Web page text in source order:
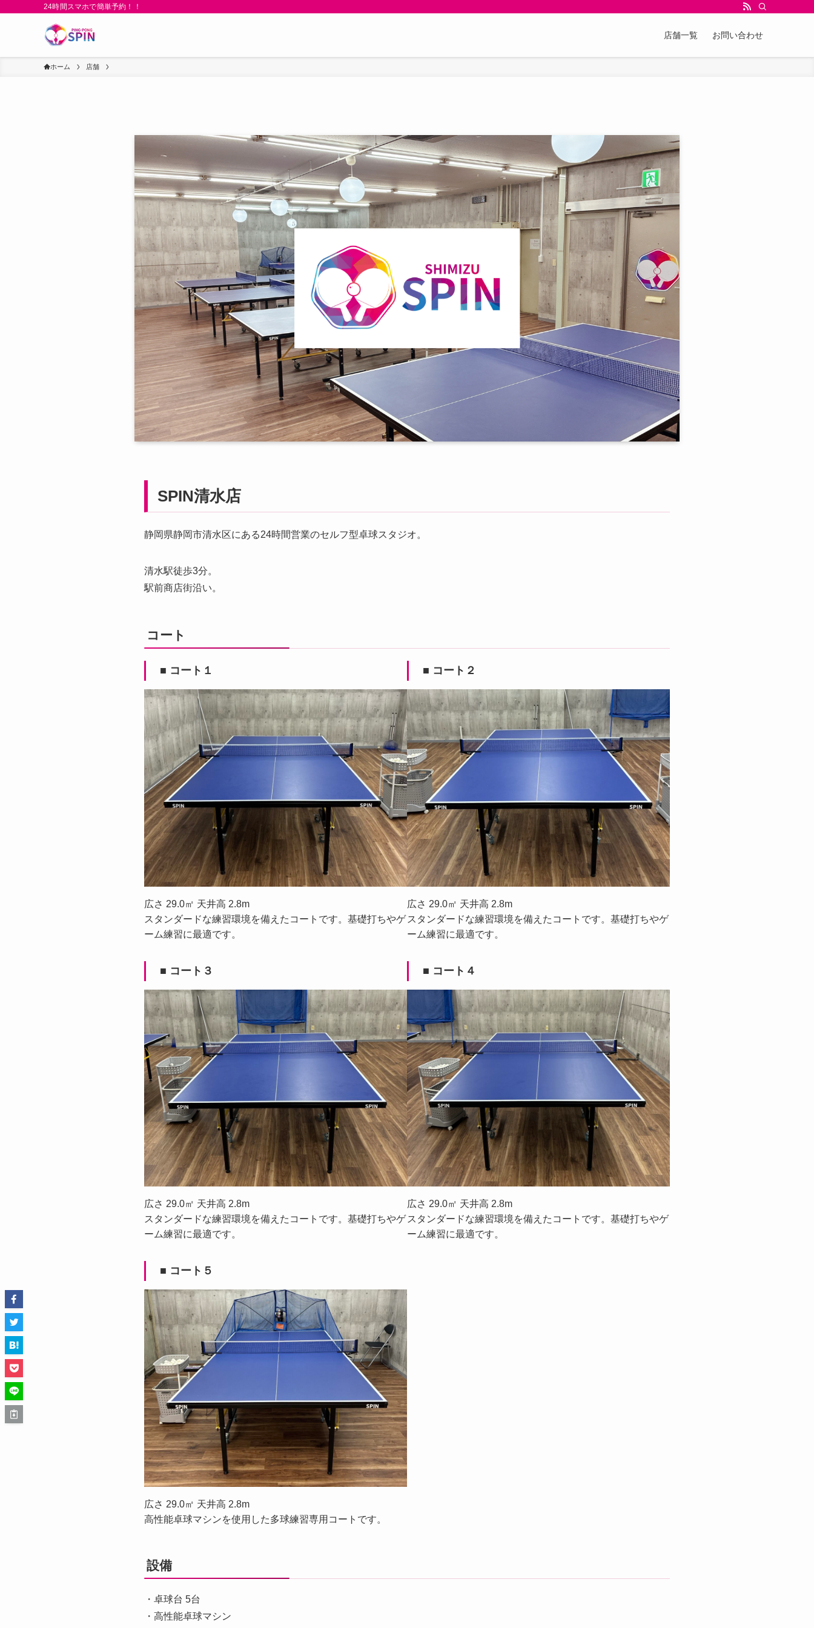
24時間スマホで簡単予約！！
店舗一覧 お問い合わせ
ホーム 店舗
SPIN清水店
静岡県静岡市清水区にある24時間営業のセルフ型卓球スタジオ。
清水駅徒歩3分。
駅前商店街沿い。
コート
■ コート１
広さ 29.0㎡ 天井高 2.8m
スタンダードな練習環境を備えたコートです。基礎打ちやゲ
ーム練習に最適です。
■ コート２
広さ 29.0㎡ 天井高 2.8m
スタンダードな練習環境を備えたコートです。基礎打ちやゲ
ーム練習に最適です。
■ コート３
広さ 29.0㎡ 天井高 2.8m
スタンダードな練習環境を備えたコートです。基礎打ちやゲ
ーム練習に最適です。
■ コート４
広さ 29.0㎡ 天井高 2.8m
スタンダードな練習環境を備えたコートです。基礎打ちやゲ
ーム練習に最適です。
■ コート５
広さ 29.0㎡ 天井高 2.8m
高性能卓球マシンを使用した多球練習専用コートです。
設備
・卓球台 5台
・高性能卓球マシン